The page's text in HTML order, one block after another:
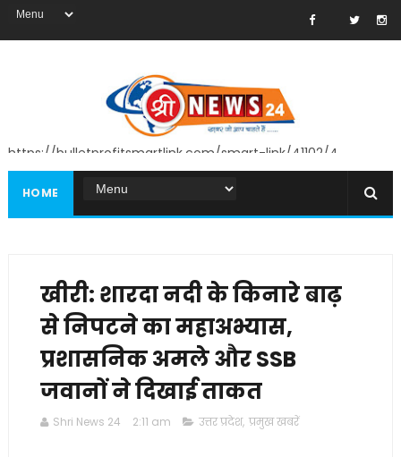
https://bulletprofitsmartlink.com/smart-link/41102/4
HOME
खीरी: शारदा नदी के किनारे बाढ़
से निपटने का महाअभ्यास,
प्रशासनिक अमले और SSB
जवानों ने दिखाई ताकत
Shri News 24 2:11 am उत्तर प्रदेश, प्रमुख खबरें